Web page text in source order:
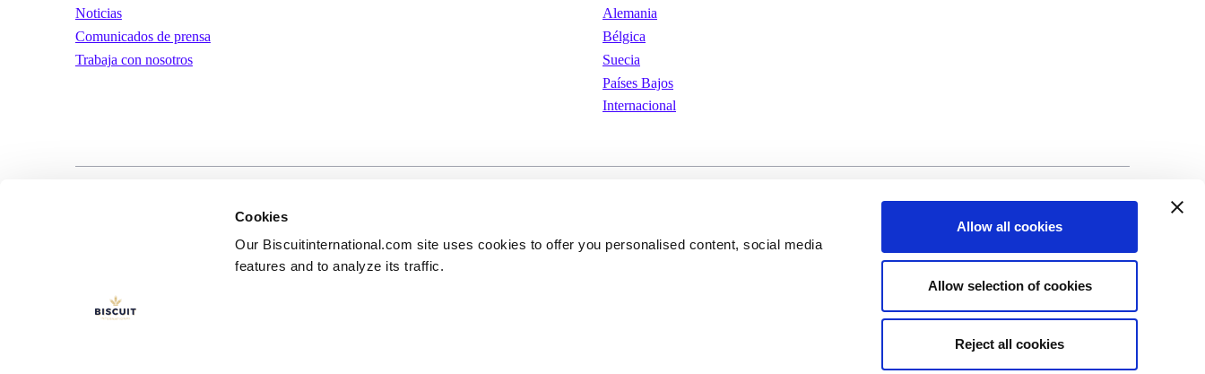
Cookies
Our Biscuitinternational.com site uses cookies to offer you personalised content, social media
features and to analyze its traffic.
Allow all cookies
Allow selection of cookies
Reject all cookies
Noticias
Comunicados de prensa
Trabaja con nosotros
Alemania
Bélgica
Suecia
Países Bajos
Internacional
©Biscuit International 2023